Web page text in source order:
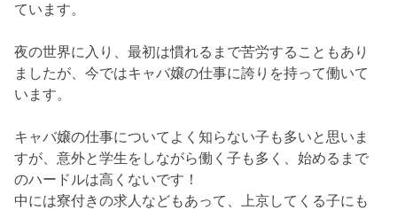
ています。
夜の世界に入り、最初は慣れるまで苦労することもあり
ましたが、今ではキャバ嬢の仕事に誇りを持って働いて
います。
キャバ嬢の仕事についてよく知らない子も多いと思いま
すが、意外と学生をしながら働く子も多く、始めるまで
のハードルは高くないです！
中には寮付きの求人などもあって、上京してくる子にも